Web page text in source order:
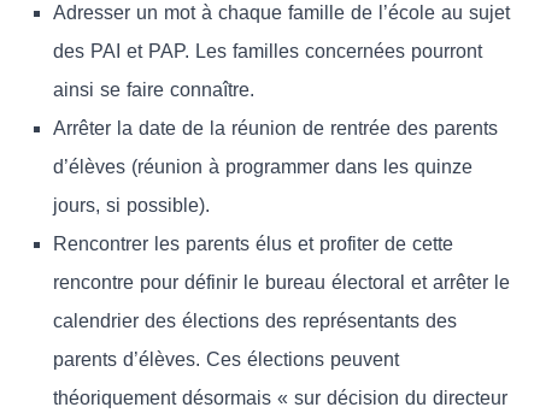
Adresser un mot à chaque famille de l’école au sujet
des PAI et PAP. Les familles concernées pourront
ainsi se faire connaître.
Arrêter la date de la réunion de rentrée des parents
d’élèves (réunion à programmer dans les quinze
jours, si possible).
Rencontrer les parents élus et profiter de cette
rencontre pour définir le bureau électoral et arrêter le
calendrier des élections des représentants des
parents d’élèves. Ces élections peuvent
théoriquement désormais « sur décision du directeur